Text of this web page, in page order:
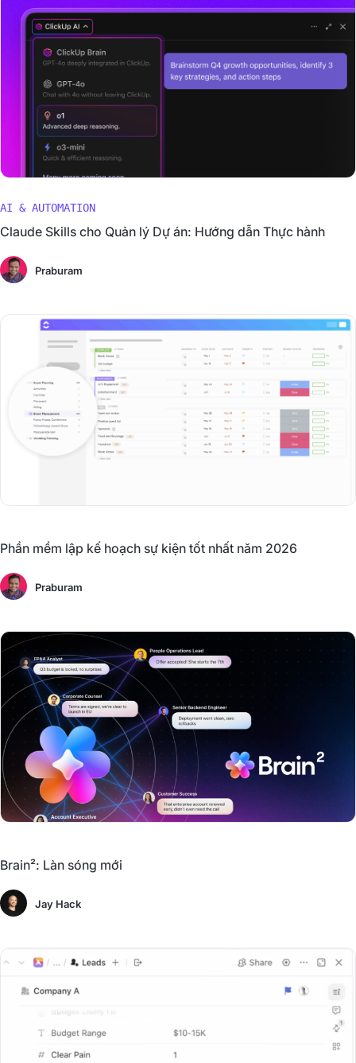
AI & AUTOMATION
Claude Skills cho Quản lý Dự án: Hướng dẫn Thực hành
Praburam
Phần mềm lập kế hoạch sự kiện tốt nhất năm 2026
Praburam
Brain²: Làn sóng mới
Jay Hack